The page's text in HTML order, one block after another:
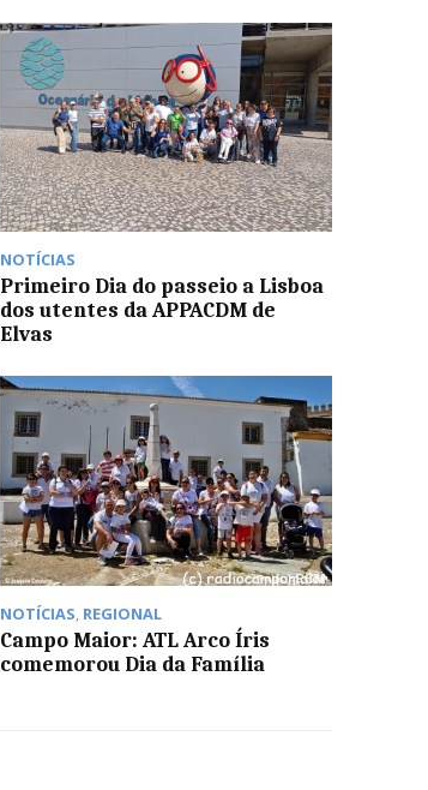
NOTÍCIAS
Primeiro Dia do passeio a Lisboa
dos utentes da APPACDM de
Elvas
NOTÍCIAS, REGIONAL
Campo Maior: ATL Arco Íris
comemorou Dia da Família